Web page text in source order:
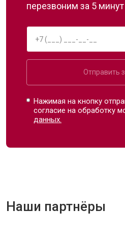
перезвоним за 5 минут
Отправить
Нажимая на кнопку
согласие на обработку
данных.
Наши партнёры